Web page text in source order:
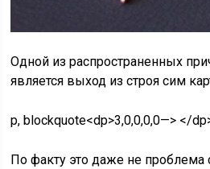
Одной из распространенных
является выход из строя сим
p, blockquote<dp>3,0,0,0,0—> </
По факту это даже не проблема